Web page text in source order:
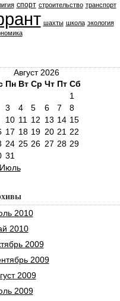
спорт строительство транспорт
шахты школа экология
Август 2026
Пн Вт Ср Чт Пт Сб
1
3 4 5 6 7
8
10 11 12 13 14 15
17 18 19 20 21 22
24 25 26 27 28 29
31
2010
2010
2009
2009
2009
2009